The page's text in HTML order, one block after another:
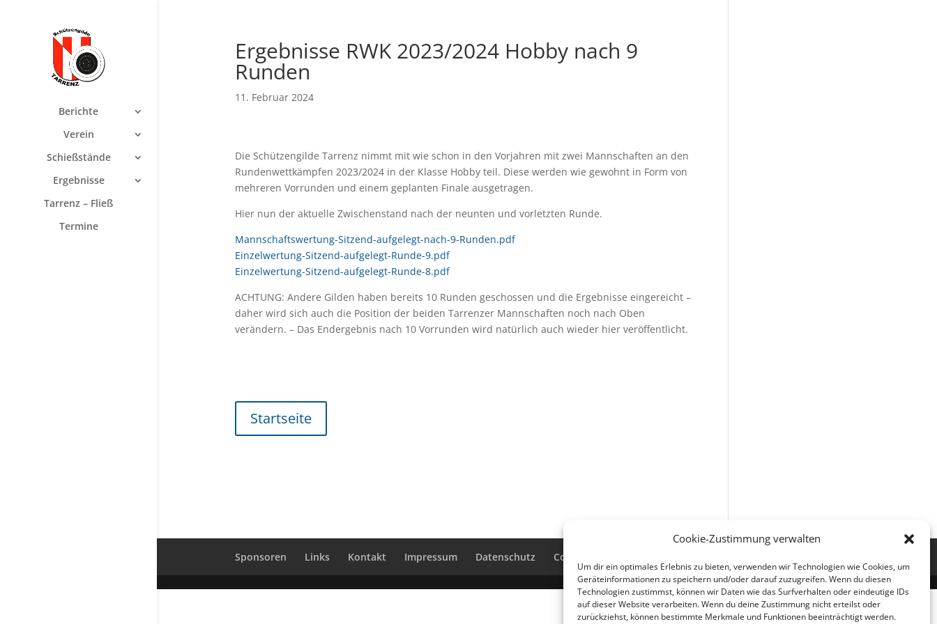
Cookie-Zustimmung verwalten
Um dir ein optimales Erlebnis zu bieten, verwenden wir Technologien wie Cookies, um
Geräteinformationen zu speichern und/oder darauf zuzugreifen. Wenn du diesen
Technologien zustimmst, können wir Daten wie das Surfverhalten oder eindeutige IDs
auf dieser Website verarbeiten. Wenn du deine Zustimmung nicht erteilst oder
zurückziehst, können bestimmte Merkmale und Funktionen beeinträchtigt werden.
Berichte
Verein
Schießstände
Ergebnisse
Tarrenz – Fließ
Termine
Ergebnisse RWK 2023/2024 Hobby nach 9
Runden
11. Februar 2024
Die Schützengilde Tarrenz nimmt mit wie schon in den Vorjahren mit zwei Mannschaften an den
Rundenwettkämpfen 2023/2024 in der Klasse Hobby teil. Diese werden wie gewohnt in Form von
mehreren Vorrunden und einem geplanten Finale ausgetragen.
Hier nun der aktuelle Zwischenstand nach der neunten und vorletzten Runde.
Mannschaftswertung-Sitzend-aufgelegt-nach-9-Runden.pdf
Einzelwertung-Sitzend-aufgelegt-Runde-9.pdf
Einzelwertung-Sitzend-aufgelegt-Runde-8.pdf
ACHTUNG: Andere Gilden haben bereits 10 Runden geschossen und die Ergebnisse eingereicht –
daher wird sich auch die Position der beiden Tarrenzer Mannschaften noch nach Oben
verändern. – Das Endergebnis nach 10 Vorrunden wird natürlich auch wieder hier veröffentlicht.
Startseite
Sponsoren Links Kontakt Impressum Datenschutz Cookie-Richtlinie (EU)